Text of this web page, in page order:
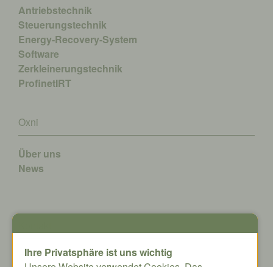
Antriebstechnik
Steuerungstechnik
Energy-Recovery-System
Software
Zerkleinerungstechnik
ProfinetIRT
Oxni
Über uns
News
Oxni GmbH
Ihre Privatsphäre ist uns wichtig